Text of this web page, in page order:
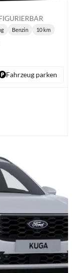
Kraftstoff:
Benzin 10 km
Fahrzeug parken